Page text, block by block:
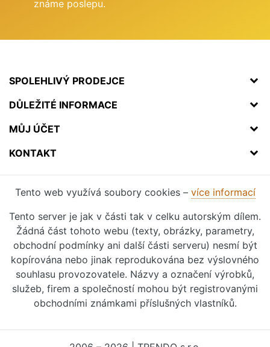
známe poslepu.
SPOLEHLIVÝ PRODEJCE
DŮLEŽITÉ INFORMACE
MŮJ ÚČET
KONTAKT
Tento web využívá soubory cookies – více informací
Tento server je jak v části tak v celku autorským dílem.
Žádná část tohoto webu (texty, obrázky, parametry,
obchodní podmínky ani další části serveru) nesmí být
kopírována nebo jinak reprodukována bez výslovného
souhlasu provozovatele. Názvy a označení výrobků,
služeb, firem a společností mohou být registrovanými
obchodními známkami příslušných vlastníků.